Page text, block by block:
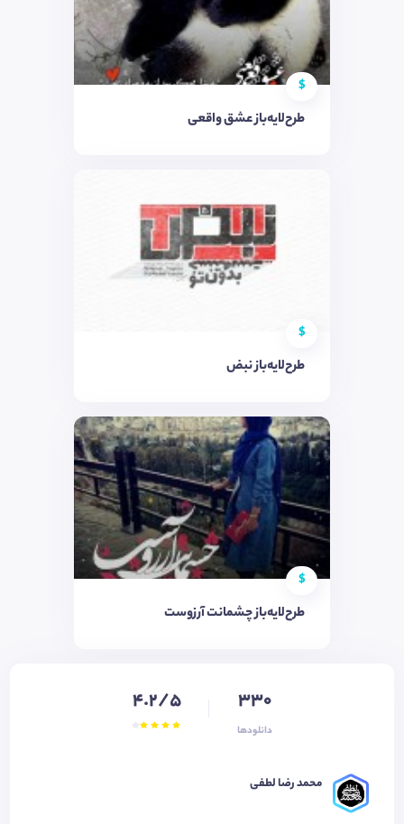
$
طرح‌لایه‌باز عشق واقعی
$
طرح‌لایه‌باز نبض
$
طرح‌لایه‌باز چشمانت آرزوست
330
دانلودها
4.2/5
محمد رضا لطفی